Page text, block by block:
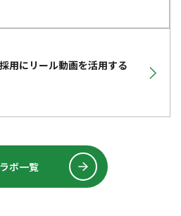
用にリール動画を活用する
ボ一覧